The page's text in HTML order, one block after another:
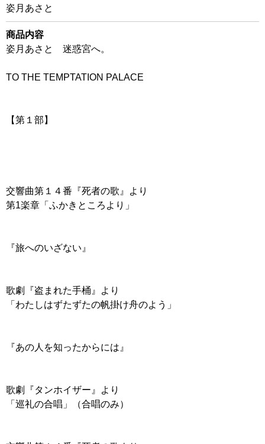
姿月あさと
商品内容
姿月あさと 迷惑宮へ。
TO THE TEMPTATION PALACE
【第１部】
交響曲第１４番『死者の歌』より
第1楽章「ふかきところより」
『旅へのいざない』
歌劇『盗まれた手桶』より
「わたしはずたずたの帆掛け舟のよう」
『あの人を知ったからには』
歌劇『タンホイザー』より
「巡礼の合唱」（合唱のみ）